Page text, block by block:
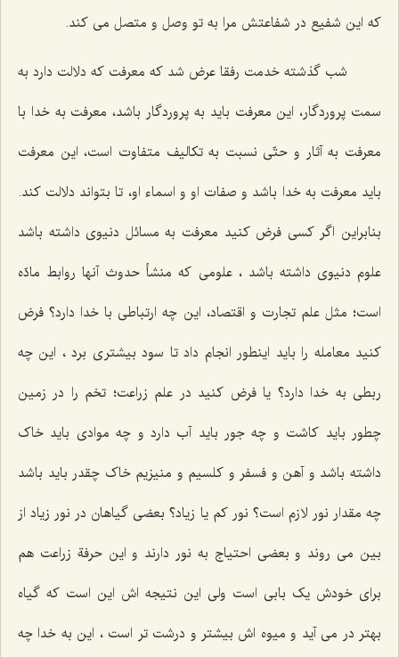
که این شفیع در شفاعتش مرا به تو وصل و متصل می کند.
شب گذشته خدمت رفقا عرض شد که معرفت که دلالت دارد به
سمت پروردگار، این معرفت باید به پروردگار باشد، معرفت به خدا با
معرفت به آثار و حتّی نسبت به تکالیف متفاوت است، این معرفت
باید معرفت به خدا باشد و صفات او و اسماء او، تا بتواند دلالت کند.
بنابراین اگر کسی فرض کنید معرفت به مسائل دنیوی داشته باشد
علوم دنیوی داشته باشد ، علومی که منشأ حدوث آنها روابط مادّه
است؛ مثل علم تجارت و اقتصاد، این چه ارتباطی با خدا دارد؟ فرض
کنید معامله را باید اینطور انجام داد تا سود بیشتری برد ، این چه
ربطی به خدا دارد؟ یا فرض کنید در علم زراعت؛ تخم را در زمین
چطور باید کاشت و چه جور باید آب دارد و چه موادی باید خاک
داشته باشد و آهن و فسفر و کلسیم و منیزیم خاک چقدر باید باشد
چه مقدار نور لازم است؟ نور کم یا زیاد؟ بعضی گیاهان در نور زیاد از
بین می روند و بعضی احتیاج به نور دارند و این حرفة زراعت هم
برای خودش یک بابی است ولی این نتیجه اش این است که گیاه
بهتر در می آید و میوه اش بیشتر و درشت تر است ، این به خدا چه